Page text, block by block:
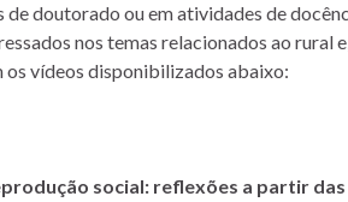
de doutorado ou em atividades de
nos temas relacionados ao rural
vídeos disponibilizados abaixo:
social: reflexões a partir